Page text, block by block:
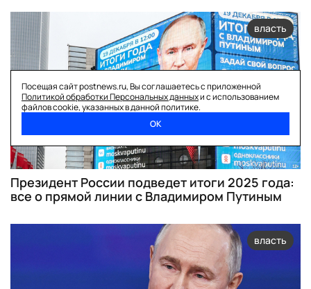
власть
Президент России подведет итоги 2025 года:
все о прямой линии с Владимиром Путиным
власть
Посещая сайт postnews.ru, Вы соглашаетесь с приложенной
Политикой обработки Персональных данныхи с использованием
файлов cookie, указанных в данной политике.
ОК